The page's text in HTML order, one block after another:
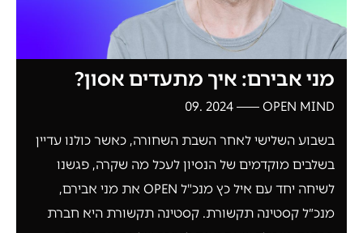
מני אבירם: איך מתעדים אסון?
OPEN MIND
2024 .09
בשבוע השלישי לאחר השבת השחורה, כאשר כולנו עדיין
בשלבים מוקדמים של הנסיון לעכל מה שקרה, פגשנו
לשיחה יחד עם איל כץ מנכ"ל OPEN את מני אבירם,
מנכ״ל קסטינה תקשורת. קסטינה תקשורת היא חברת